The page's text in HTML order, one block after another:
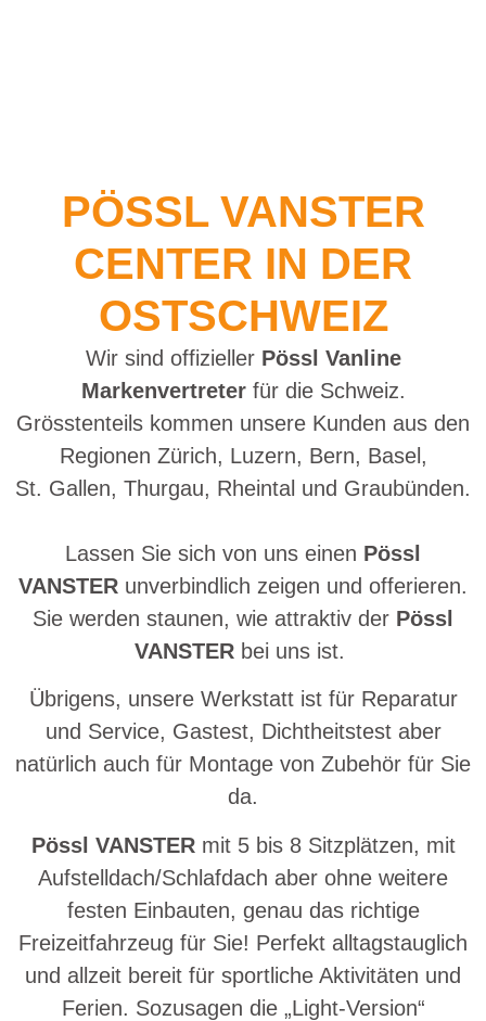
PÖSSL VANSTER
CENTER IN DER
OSTSCHWEIZ
Wir sind offizieller Pössl Vanline
Markenvertreterfür die Schweiz.
Grösstenteils kommen unsere Kunden aus den
Regionen Zürich, Luzern, Bern, Basel,
St. Gallen, Thurgau, Rheintal und Graubünden.
Lassen Sie sich von uns einen Pössl
VANSTER unverbindlich zeigen und offerieren.
Sie werden staunen, wie attraktiv der Pössl
VANSTER bei uns ist.
Übrigens, unsere Werkstatt ist für Reparatur
und Service, Gastest, Dichtheitstest aber
natürlich auch für Montage von Zubehör für Sie
da.
Pössl VANSTER mit 5 bis 8 Sitzplätzen, mit
Aufstelldach/Schlafdach aber ohne weitere
festen Einbauten, genau das richtige
Freizeitfahrzeug für Sie! Perfekt alltagstauglich
und allzeit bereit für sportliche Aktivitäten und
Ferien. Sozusagen die „Light-Version“